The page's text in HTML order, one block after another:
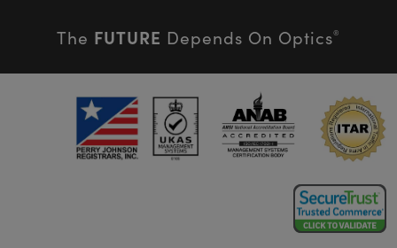
The FUTURE Depends On Optics®